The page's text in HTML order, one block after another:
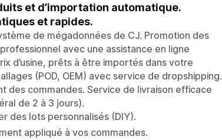
et d’importation automatique.
et rapides.
de mégadonnées de CJ. Promotion des
avec une assistance en ligne
d’usine, prêts à être importés dans votre
(POD, OEM) avec service de dropshipping.
des commandes. Service de livraison efficace
de 2 à 3 jours).
des lots personnalisés (DIY).
appliqué à vos commandes.